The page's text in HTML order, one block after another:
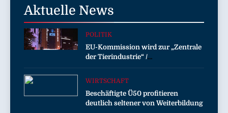
Aktuelle News
POLITIK
EU-Kommission wird zur „Zentrale
der Tierindustrie“ /
Tierschutzorganisation Animal
Kommission zur Tierindustrie an
WIRTSCHAFT
Beschäftigte Ü50 profitieren
deutlich seltener von Weiterbildung